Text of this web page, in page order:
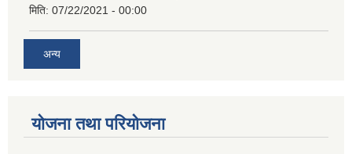
मिति: 07/22/2021 - 00:00
अन्य
याेजना तथा परियाेजना